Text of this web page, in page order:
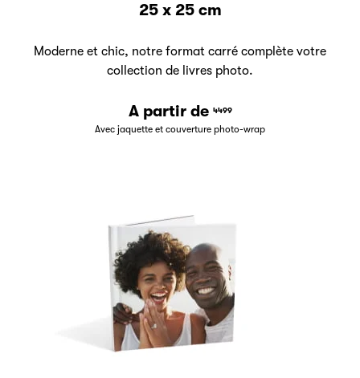
25 x 25 cm
Moderne et chic, notre format carré complète votre
collection de livres photo.
A partir de 4499
Avec jaquette et couverture photo-wrap